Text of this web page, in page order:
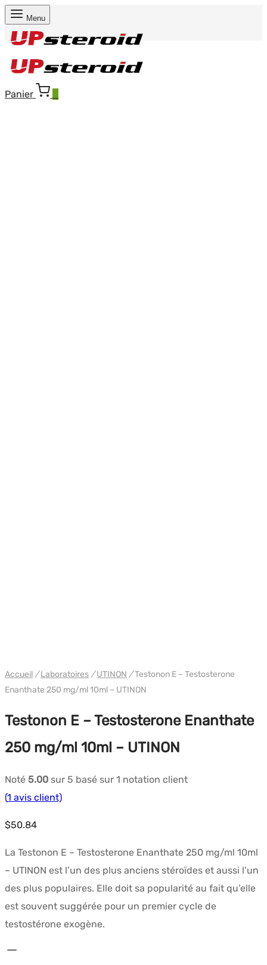
Menu
Panier
Accueil / Laboratoires / UTINON /Testonon E – Testosterone
Enanthate 250 mg/ml 10ml – UTINON
Testonon E – Testosterone Enanthate
250 mg/ml 10ml – UTINON
Noté 5.00 sur 5 basé sur 1 notation client
(1 avis client)
$50.84
La Testonon E – Testosterone Enanthate 250 mg/ml 10ml
– UTINON est l’un des plus anciens stéroïdes et aussi l’un
des plus populaires. Elle doit sa popularité au fait qu’elle
est souvent suggérée pour un premier cycle de
testostérone exogène.